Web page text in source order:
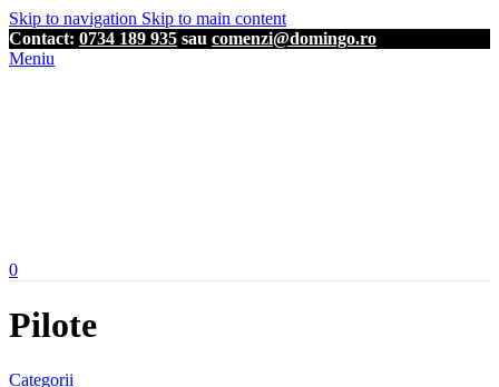
Skip to navigation Skip to main content
Contact: 0734 189 935 sau comenzi@domingo.ro
Meniu
0
Pilote
Categorii